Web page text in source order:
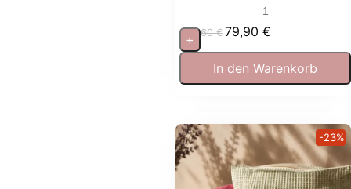
97,60€ 79,90€
+
In den Warenkorb
-23%